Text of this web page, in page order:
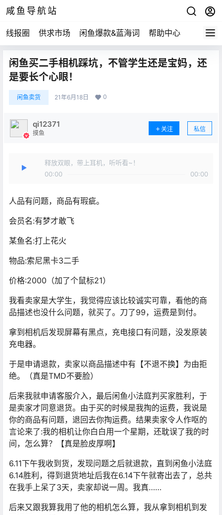
咸鱼导航站
线报圈 供求市场 闲鱼爆款&蓝海词 帮助中心
闲鱼买二手相机踩坑，不管学生还是宝妈，还
是要长个心眼！
闲鱼卖货 21年6月18日 0
qi12371
摸鱼
关注 私信
释放双眼，带上耳机，听听看~！
00:00
00:00
人品有问题，商品有瑕疵。
会员名:有梦才敢飞
某鱼名:打上花火
物品:索尼黑卡3二手
价格:2000（加了个鼠标21）
我看卖家是大学生，我觉得应该比较诚实可靠，看他的商
品描述也没什么问题，就买了。刀了99，运费是到付。
拿到相机后发现屏幕有黑点，充电接口有问题，没发原装
充电器。
于是申请退款，卖家以商品描述中有【不退不换】为由拒
绝。（真是TMD不要脸）
后来我就申请客服介入，最后闲鱼小法庭判买家胜利，于
是卖家才同意退货。由于买的时候是我掏的运费，我说是
你的商品有问题，退回去你掏运费。结果卖家令人作呕的
言论来了:我的相机让你白白用一个星期，还耽误了我的时
间，怎么算？【真是脸皮厚啊】
6.11下午我收到货，发现问题之后就退款，直到闲鱼小法庭
6.14胜利，得到退货地址后我在6.14下午就寄出去了，总共
在我手上呆了3天，卖家却说一周。我真……
后来又跟我算我用了他的相机怎么算，我从拿到相机到发